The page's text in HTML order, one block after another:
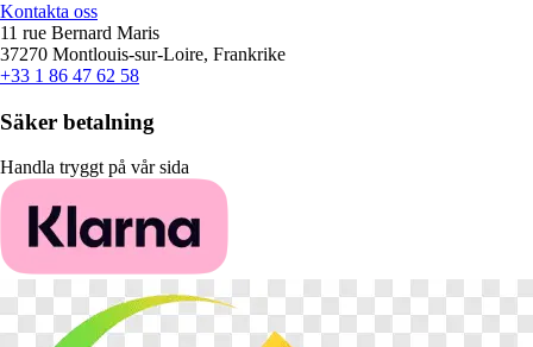
Kontakta oss
11 rue Bernard Maris
37270 Montlouis-sur-Loire, Frankrike
+33 1 86 47 62 58
Säker betalning
Handla tryggt på vår sida